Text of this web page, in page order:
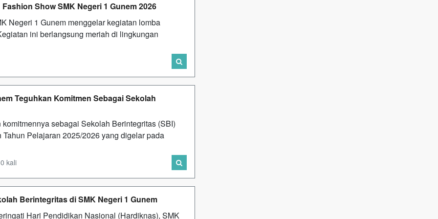
Show SMK Negeri 1 Gunem 2026
Negeri 1 Gunem menggelar kegiatan lomba
ini berlangsung meriah di lingkungan
Teguhkan Komitmen Sebagai Sekolah
sebagai Sekolah Berintegritas (SBI)
Pelajaran 2025/2026 yang digelar pada
kali
Berintegritas di SMK Negeri 1 Gunem
Hari Pendidikan Nasional (Hardiknas), SMK